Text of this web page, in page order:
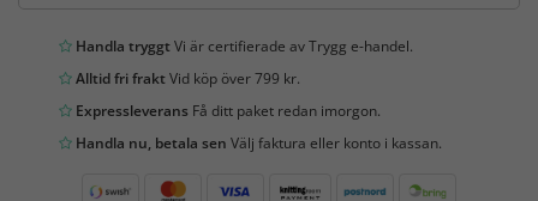
Handla tryggtVi är certifierade av Trygg e-handel.
Alltid fri fraktVid köp över 799 kr.
Expressleverans Få ditt paket redan imorgon.
Handla nu, betala sen Välj faktura eller konto i kassan.